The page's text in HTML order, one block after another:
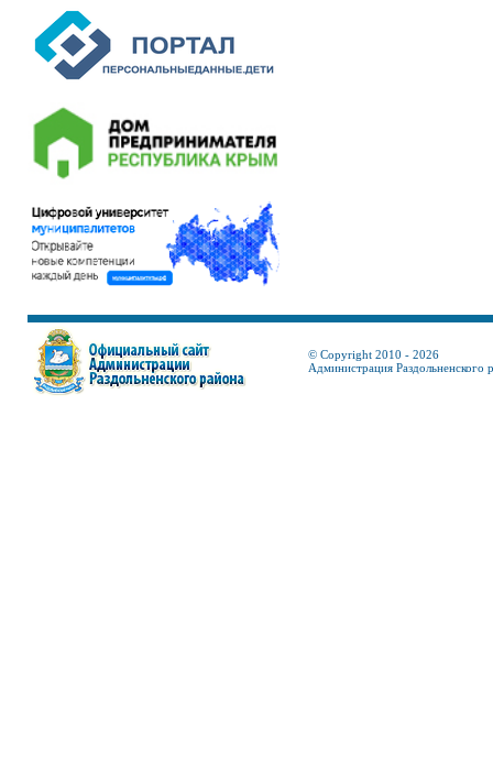
© Copyright 2010 - 2026
Администрация Раздольненского